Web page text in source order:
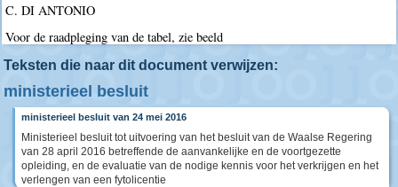
C. DI ANTONIO
Voor de raadpleging van de tabel, zie beeld
Teksten die naar dit document verwijzen:
ministerieel besluit
ministerieel besluit van 24 mei 2016
Ministerieel besluit tot uitvoering van het besluit van de Waalse Regering
van 28 april 2016 betreffende de aanvankelijke en de voortgezette
opleiding, en de evaluatie van de nodige kennis voor het verkrijgen en het
verlengen van een fytolicentie